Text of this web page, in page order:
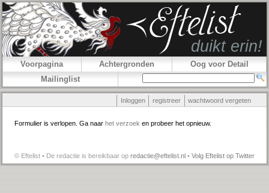
Voorpagina Achtergronden
Oog voor Detail
Mailinglist
Inloggen registreer wachtwoord vergeten
Formulier is verlopen. Ga naar het verzoek en probeer het opnieuw.
© Eftelist • De redactie is bereikbaar op redactie@eftelist.nl • Volg Eftelist op Twitter